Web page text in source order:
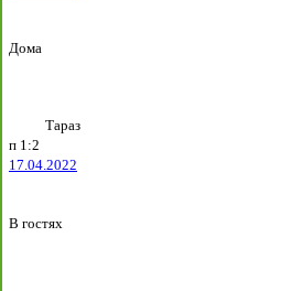
Дома
Тараз
п 1:2
17.04.2022
В гостях